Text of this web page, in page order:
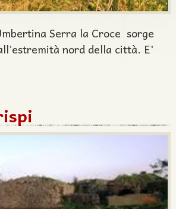
Serra la Croce sorge
nord della città. E'